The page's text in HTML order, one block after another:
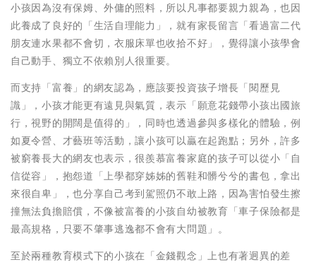
小孩因為沒有保姆、外傭的照料，所以凡事都要親力親為，也因
此養成了良好的「生活自理能力」，就有家長留言「看過富二代
朋友連水果都不會切，衣服床單也收拾不好」，覺得讓小孩學會
自己動手、獨立不依賴別人很重要。
而支持「富養」的網友認為，應該要投資孩子增長「閱歷見
識」，小孩才能更有遠見與氣質，表示「願意花錢帶小孩出國旅
行，視野的開闊是值得的」，同時也透過參與多樣化的體驗，例
如夏令營、才藝班等活動，讓小孩可以贏在起跑點；另外，許多
被窮養長大的網友也表示，很羨慕富養家庭的孩子可以從小「自
信從容」，抱怨道「上學都穿姊姊的舊鞋和髒兮兮的書包，拿出
來很自卑」，也分享自己考到駕照仍不敢上路，因為害怕發生擦
撞無法負擔賠償，不像被富養的小孩自幼被教育「車子保險都是
最高規格，只要不肇事逃逸都不會有大問題」。
至於兩種教育模式下的小孩在「金錢觀念」上也有著迥異的差